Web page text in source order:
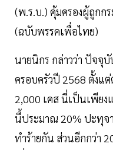
(พ.ร.บ.) คุ้มครองผู้ถูกก
(ฉบับพรรคเพื่อไทย)
นายนิกร กล่าวว่า ปัจจุ
ครอบครัวปี 2568 ตั้งแ
2,000 เคส นี่เป็นเพียง
นี้ประมาณ 20% ปะทุจ
ทำร้ายกัน ส่วนอีกกว่า